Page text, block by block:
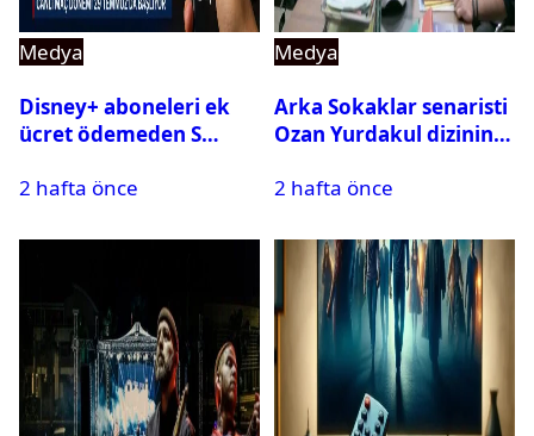
Medya
Disney+ aboneleri ek
ücret ödemeden S
izleyebilecek
2 hafta önce
Medya
Arka Sokaklar senaristi
Ozan Yurdakul dizinin
2 hafta önce